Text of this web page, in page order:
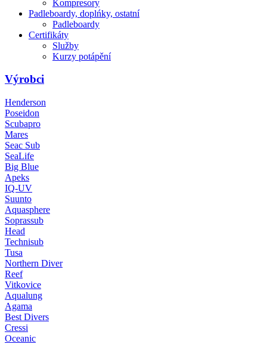
Kompresory
Padleboardy, doplńky, ostatní
Padleboardy
Certifikáty
Služby
Kurzy potápění
Výrobci
Henderson
Poseidon
Scubapro
Mares
Seac Sub
SeaLife
Big Blue
Apeks
IQ-UV
Suunto
Aquasphere
Soprassub
Head
Technisub
Tusa
Northern Diver
Reef
Vitkovice
Aqualung
Agama
Best Divers
Cressi
Oceanic